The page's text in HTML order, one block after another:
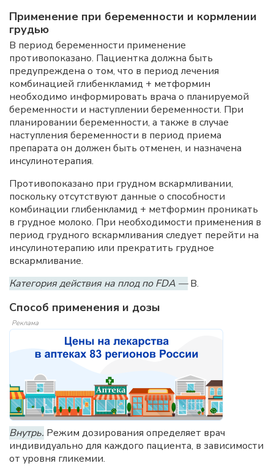
Применение при беременности и кормлении
грудью
В период беременности применение
противопоказано. Пациентка должна быть
предупреждена о том, что в период лечения
комбинацией глибенкламид + метформин
необходимо информировать врача о планируемой
беременности и наступлении беременности. При
планировании беременности, а также в случае
наступления беременности в период приема
препарата он должен быть отменен, и назначена
инсулинотерапия.
Противопоказано при грудном вскармливании,
поскольку отсутствуют данные о способности
комбинации глибенкламид + метформин проникать
в грудное молоко. При необходимости применения в
период грудного вскармливания следует перейти на
инсулинотерапию или прекратить грудное
вскармливание.
Категория действия на плод по FDA —B.
Способ применения и дозы
Реклама
Внутрь. Режим дозирования определяет врач
индивидуально для каждого пациента, в зависимости
от уровня гликемии.